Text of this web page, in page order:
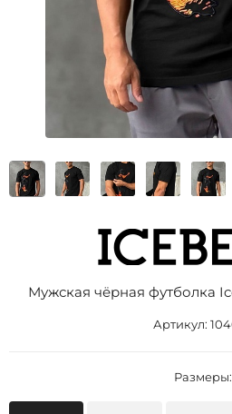
Мужская чёрная футболка
Артикул:
Размеры: